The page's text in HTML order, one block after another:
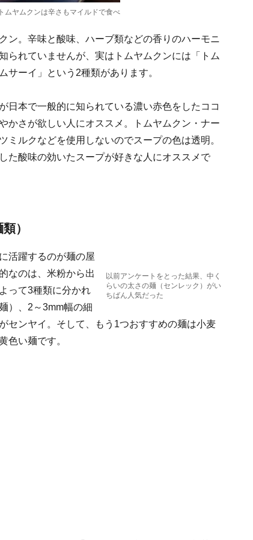
ムヤムクンは辛さもマイルドで食べ
ン。辛味と酸味、ハーブ類などの香りのハーモニ
られていませんが、実はトムヤムクンには「トム
サーイ」という2種類があります。
日本で一般的に知られている濃い赤色をしたココ
かさが欲しい人にオススメ。トムヤムクン・ナー
ルクなどを使用しないのでスープの色は透明。
た酸味の効いたスープが好きな人にオススメで
）
以前アンケートをとった結果、中く
らいの太さの麺（センレック）がい
ちばん人気だった
活躍するのが麺の屋
なのは、米粉から出
って3種類に分かれ
）、2～3mm幅の細
センヤイ。そして、もう1つおすすめの麺は小麦
色い麺です。